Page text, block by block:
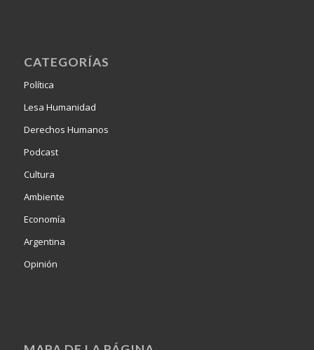
CATEGORÍAS
Política
Lesa Humanidad
Derechos Humanos
Podcast
Cultura
Ambiente
Economía
Argentina
Opinión